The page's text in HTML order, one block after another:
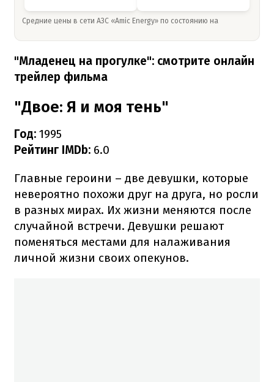
Средние цены в сети АЗС «Amic Energy» по состоянию на
"Младенец на прогулке": смотрите онлайн
трейлер фильма
"Двое: Я и моя тень"
Год: 1995
Рейтинг IMDb: 6.0
Главные героини – две девушки, которые
невероятно похожи друг на друга, но росли
в разных мирах. Их жизни меняются после
случайной встречи. Девушки решают
поменяться местами для налаживания
личной жизни своих опекунов.